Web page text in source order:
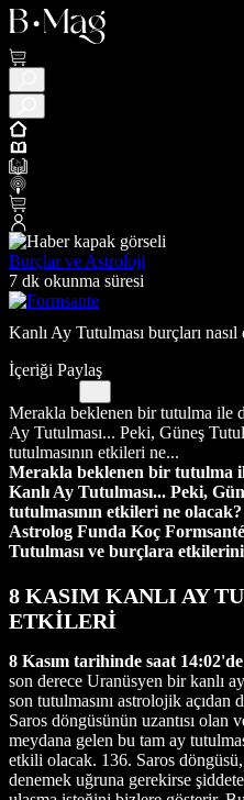
Burçlar ve Astroloji
7 dk okunma süresi
Kanlı Ay Tutulması burçları
İçeriği Paylaş
Merakla beklenen bir tutulma ile
Ay Tutulması... Peki, Güneş
tutulmasının etkileri ne...
Merakla beklenen bir tutulma
Kanlı Ay Tutulması... Peki,
tutulmasının etkileri ne
Astrolog Funda Koç
Tutulması ve burçlara
8 KASIM KANLI AY
ETKİLERİ
8 Kasım tarihinde saat 14:02'de
son derece Uranüsyen bir kanlı
son tutulmasını astrolojik
Saros döngüsünün uzantısı
meydana gelen bu tam ay
etkili olacak. 136. Saros
denemek uğruna gerekirse